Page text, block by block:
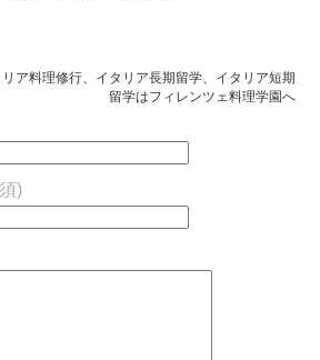
ア料理修行、イタリア長期留学、イタリア短期
留学はフィレンツェ料理学園へ
)